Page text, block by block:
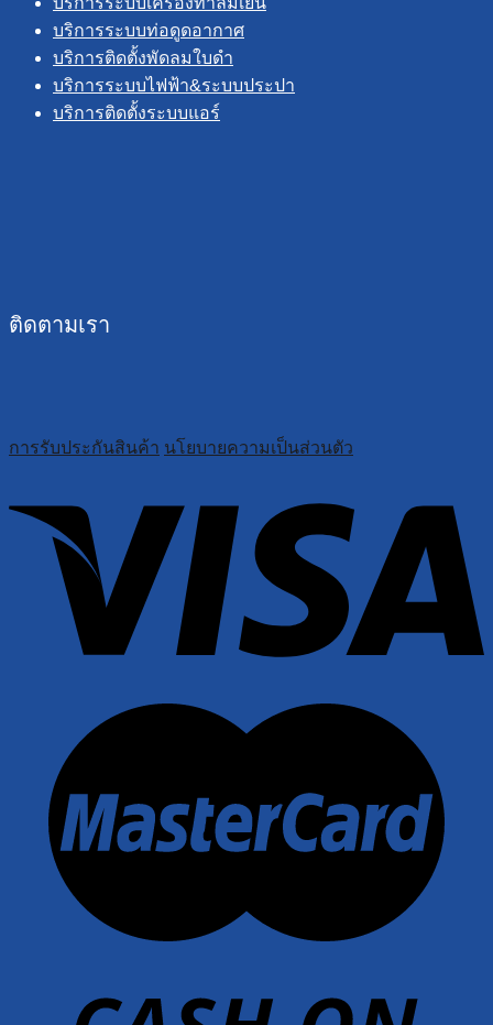
บริการระบบท่อดูดอากาศ
บริการติดตั้งพัดลมใบดำ
บริการระบบไฟฟ้า&ระบบประปา
บริการติดตั้งระบบแอร์
ติดตามเรา
การรับประกันสินค้า นโยบายความเป็นส่วนตัว